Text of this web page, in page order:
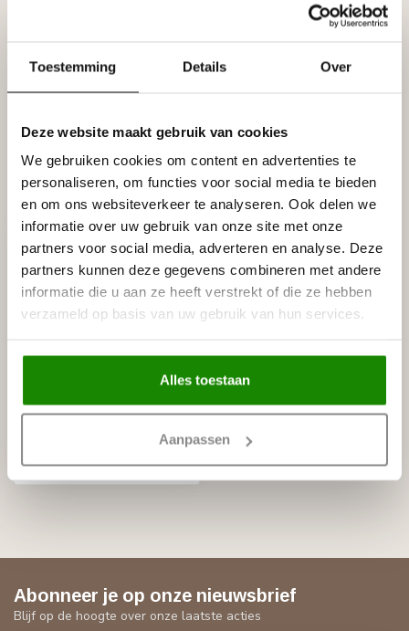
Toestemming Details Over
Deze website maakt gebruik van cookies
We gebruiken cookies om content en advertenties te
personaliseren, om functies voor social media te bieden
en om ons websiteverkeer te analyseren. Ook delen we
informatie over uw gebruik van onze site met onze
partners voor social media, adverteren en analyse. Deze
partners kunnen deze gegevens combineren met andere
informatie die u aan ze heeft verstrekt of die ze hebben
verzameld op basis van uw gebruik van hun services.
Alles toestaan
Aanpassen
€48,95
WOLFLINE
Wolfline Broekriem Werkbroek
Niet op voorraad
Recent bekeken
WOLFLINE
Niet op voorraad
Abonneer je op onze nieuwsbrief
Blijf op de hoogte over onze laatste acties